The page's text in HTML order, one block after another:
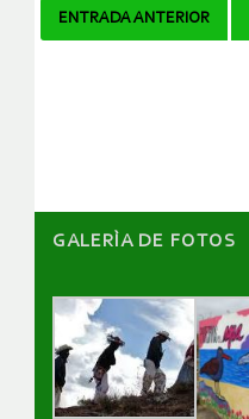
Navegador
ENTRADA ANTERIOR
GALERÌA DE FOTOS